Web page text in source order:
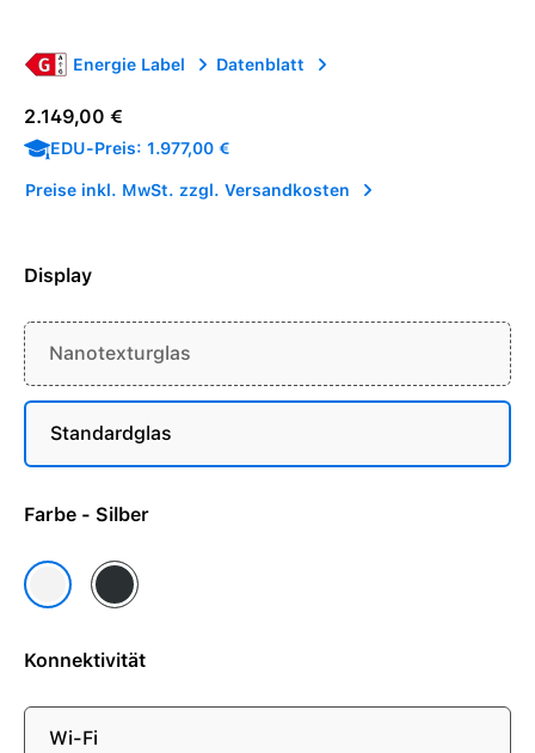
Energie Label Datenblatt
Regulärer Preis:
2.149,00 €
EDU-Preis: 1.977,00 €
Preise inkl. MwSt. zzgl. Versandkosten
Display
Nanotexturglas
Standardglas
Farbe - Silber
Silber Space Schwarz
Konnektivität
Wi-Fi